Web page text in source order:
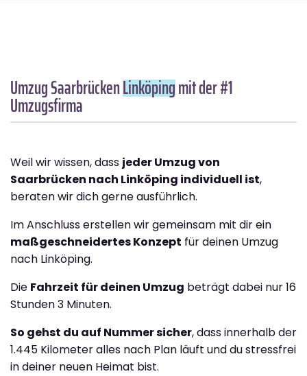
Umzug SaarbrückenLinköpingmit der #1
Umzugsfirma
Weil wir wissen, dass jeder Umzug von
Saarbrücken nach Linköping individuell ist,
beraten wir dich gerne ausführlich.
Im Anschluss erstellen wir gemeinsam mit dir ein
maßgeschneidertes Konzept für deinen Umzug
nach Linköping.
Die Fahrzeit für deinen Umzug beträgt dabei nur 16
Stunden 3 Minuten.
So gehst du auf Nummer sicher, dass innerhalb der
1.445 Kilometer alles nach Plan läuft und du stressfrei
in deiner neuen Heimat bist.